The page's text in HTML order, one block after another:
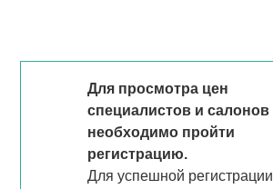
Для просмотра цен
специалистов и салонов
необходимо пройти
регистрацию.
Для успешной регистрации